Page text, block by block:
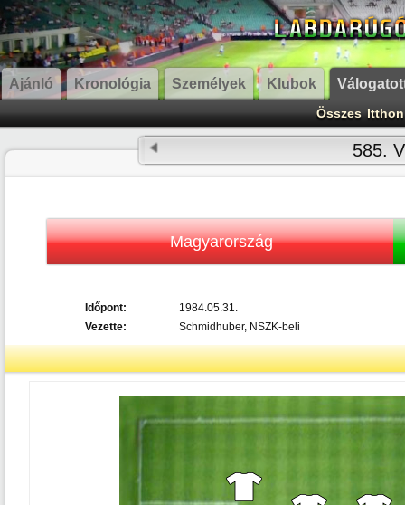
Ajánló Kronológia Személyek Klubok
Összes Itthon
585.
Magyarország
Időpont:
1984.05.31.
Vezette:
Schmidhuber, NSZK-beli